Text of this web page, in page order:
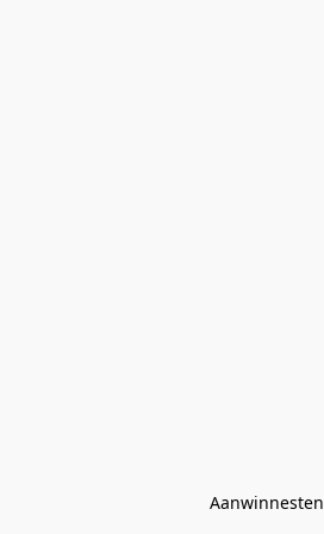
Aanwinnesten